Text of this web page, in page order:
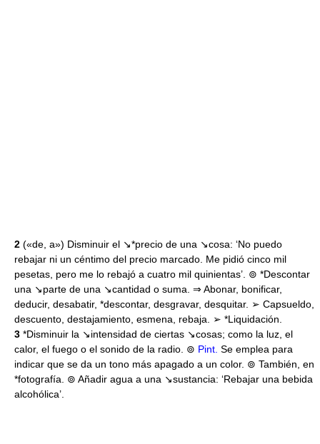
2 («de, a») Disminuir el ↘*precio de una ↘cosa: ‘No puedo
rebajar ni un céntimo del precio marcado. Me pidió cinco mil
pesetas, pero me lo rebajó a cuatro mil quinientas’. ⊚ *Descontar
una ↘parte de una ↘cantidad o suma. ⇒ Abonar, bonificar,
deducir, desabatir, *descontar, desgravar, desquitar. ➢ Capsueldo,
descuento, destajamiento, esmena, rebaja. ➢ *Liquidación.
3 *Disminuir la ↘intensidad de ciertas ↘cosas; como la luz, el
calor, el fuego o el sonido de la radio. ⊚ Pint. Se emplea para
indicar que se da un tono más apagado a un color. ⊚ También, en
*fotografía. ⊚ Añadir agua a una ↘sustancia: ‘Rebajar una bebida
alcohólica’.